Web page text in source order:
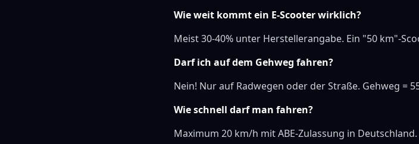
Wie weit kommt ein E-Scooter wirklich?
Meist 30-40% unter Herstellerangabe. Ein "50 km"-
Darf ich auf dem Gehweg fahren?
Nein! Nur auf Radwegen oder der Straße. Gehweg =
Wie schnell darf man fahren?
Maximum 20 km/h mit ABE-Zulassung in Deutschland.